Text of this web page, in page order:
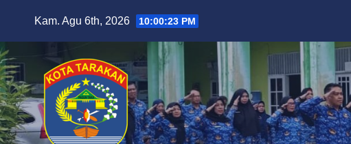
content
Kam. Agu 6th, 2026 10:00:25 PM